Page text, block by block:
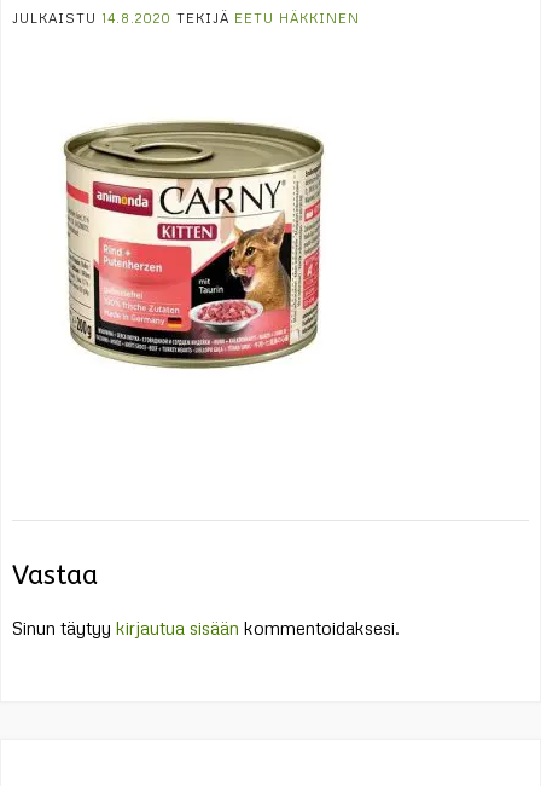
JULKAISTU 14.8.2020 TEKIJÄ EETU HÄKKINEN
Vastaa
Sinun täytyy kirjautua sisään kommentoidaksesi.